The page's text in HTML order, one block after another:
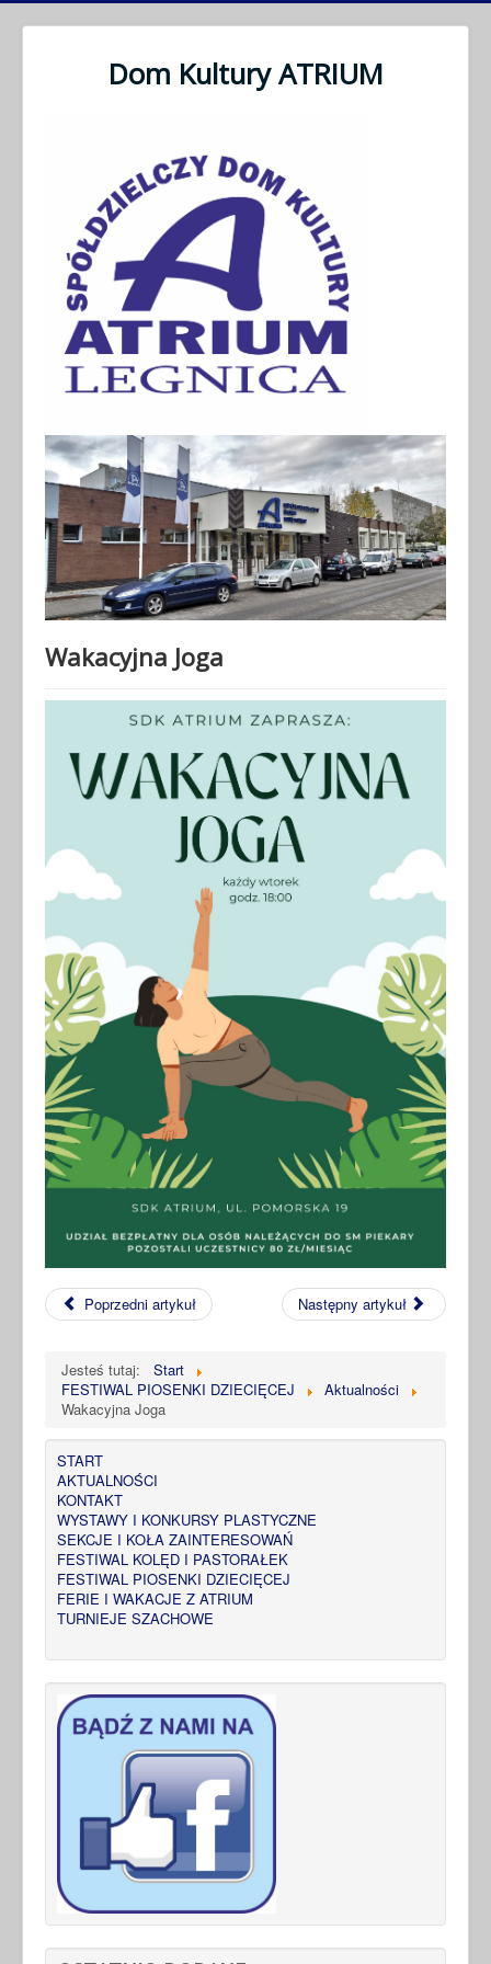
Dom Kultury ATRIUM
Wakacyjna Joga
Poprzedni artykuł Następny artykuł
Jesteś tutaj:
Start
FESTIWAL PIOSENKI DZIECIĘCEJ
Aktualności
Wakacyjna Joga
START
AKTUALNOŚCI
KONTAKT
WYSTAWY I KONKURSY PLASTYCZNE
SEKCJE I KOŁA ZAINTERESOWAŃ
FESTIWAL KOLĘD I PASTORAŁEK
FESTIWAL PIOSENKI DZIECIĘCEJ
FERIE I WAKACJE Z ATRIUM
TURNIEJE SZACHOWE